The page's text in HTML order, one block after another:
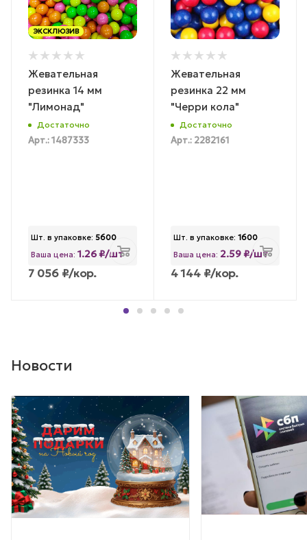
ЭКСКЛЮЗИВ
Жевательная
резинка 14 мм
"Лимонад"
Достаточно
Арт.: 1487333
Шт. в упаковке: 5600
Ваша цена: 1.26 ₽/шт
7 056 ₽/кор.
Жевательная
резинка 22 мм
"Черри кола"
Достаточно
Арт.: 2282161
Шт. в упаковке: 1600
Ваша цена: 2.59 ₽/шт
4 144 ₽/кор.
Новости